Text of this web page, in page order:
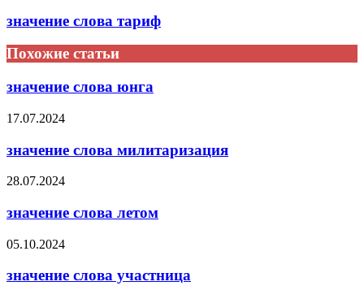
значение слова тариф
Похожие статьи
значение слова юнга
17.07.2024
значение слова милитаризация
28.07.2024
значение слова летом
05.10.2024
значение слова участница